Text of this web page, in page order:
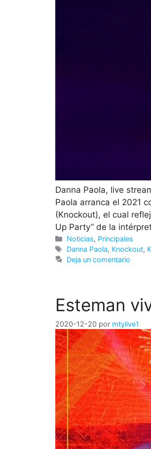
Danna Paola, live
Paola arranca el 2021
(Knockout), el cual
Up Party” de la
Categorías
Noticias, Principales
Etiquetas
Danna Paola, Knockout,
Deja un comentario
Esteman
2020-12-20 por mtylive1